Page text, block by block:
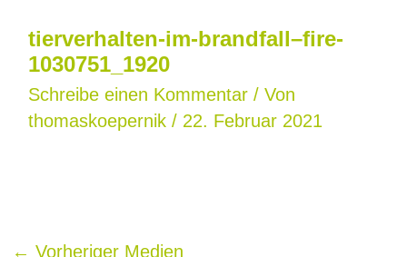
tierverhalten-im-brandfall–fire-
1030751_1920
Schreibe einen Kommentar / Von
thomaskoepernik / 22. Februar 2021
← Vorheriger Medien